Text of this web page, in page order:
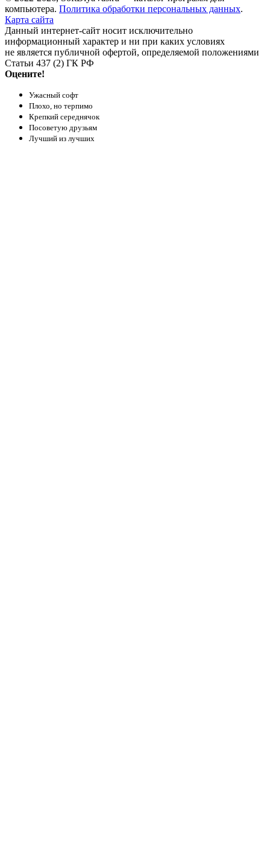
компьютера. Политика обработки персональных данных.
Карта сайта
Данный интернет-сайт носит исключительно
информационный характер и ни при каких условиях
не является публичной офертой, определяемой положениями
Статьи 437 (2) ГК РФ
Оцените!
Ужасный софт
Плохо, но терпимо
Крепкий середнячок
Посоветую друзьям
Лучший из лучших